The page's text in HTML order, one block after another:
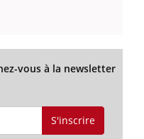
vous à la newsletter
S'inscrire